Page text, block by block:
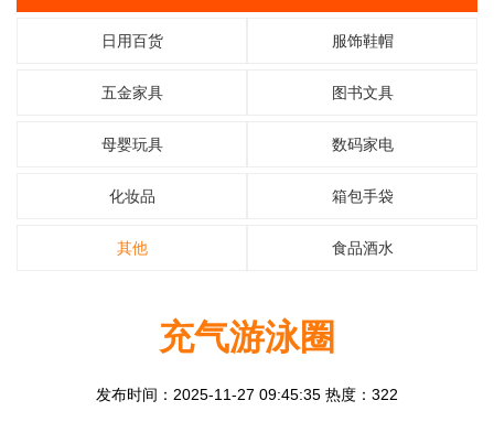
日用百货 服饰鞋帽
五金家具 图书文具
母婴玩具 数码家电
化妆品 箱包手袋
其他 食品酒水
充气游泳圈
发布时间：2025-11-27 09:45:35 热度：322